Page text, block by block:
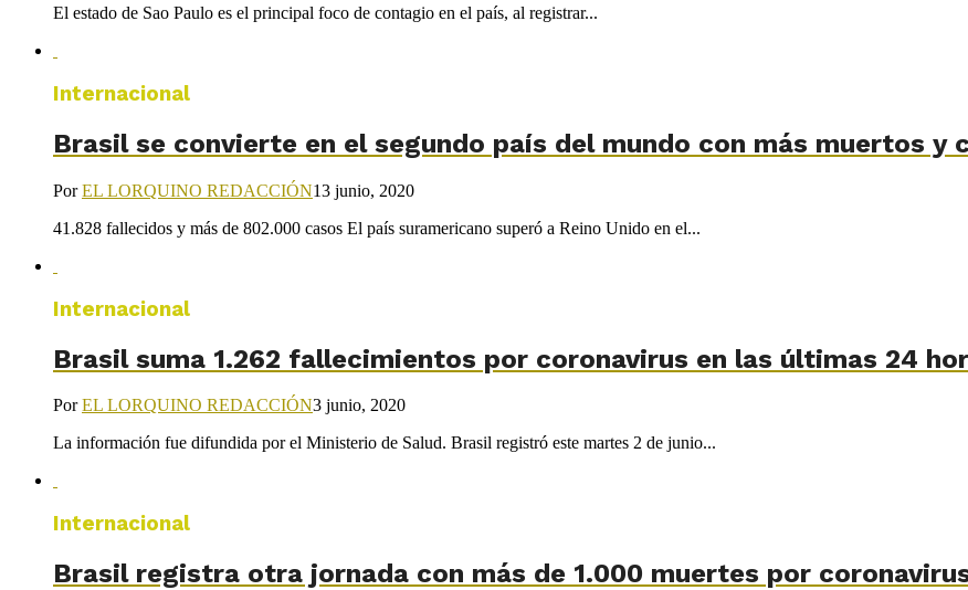
El estado de Sao Paulo es el principal foco de contagio en el país, al registrar...
Internacional
Brasil se convierte en el segundo país del mundo con más muertos y
PorEL LORQUINO REDACCIÓN13 junio, 2020
41.828 fallecidos y más de 802.000 casos El país suramericano superó a Reino Unido en el...
Internacional
Brasil suma 1.262 fallecimientos por coronavirus en las últimas 24
PorEL LORQUINO REDACCIÓN3 junio, 2020
La información fue difundida por el Ministerio de Salud. Brasil registró este martes 2 de junio...
Internacional
Brasil registra otra jornada con más de 1.000 muertes por